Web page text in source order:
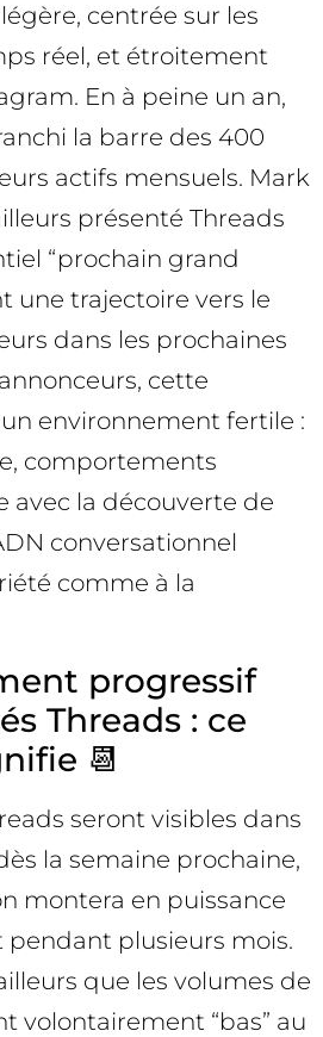
centrée sur les
réel, et étroitement
En à peine un an,
la barre des 400
actifs mensuels. Mark
présenté Threads
“prochain grand
une trajectoire vers le
dans les prochaines
cette
environnement fertile :
comportements
avec la découverte de
conversationnel
comme à la
progressif
Threads : ce
📆
seront visibles dans
la semaine prochaine,
montera en puissance
plusieurs mois.
que les volumes de
volontairement “bas” au